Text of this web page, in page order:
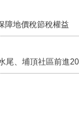
障地價稅節稅權益